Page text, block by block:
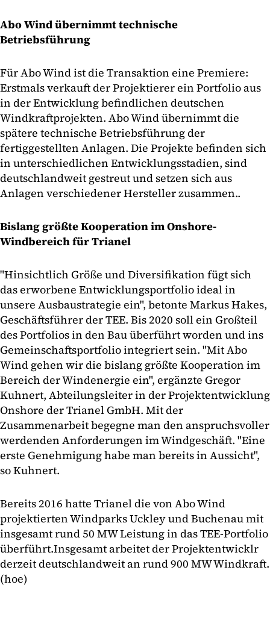
Abo Wind übernimmt technische
Betriebsführung
Für Abo Wind ist die Transaktion eine Premiere:
Erstmals verkauft der Projektierer ein Portfolio aus
in der Entwicklung befindlichen deutschen
Windkraftprojekten. Abo Wind übernimmt die
spätere technische Betriebsführung der
fertiggestellten Anlagen. Die Projekte befinden sich
in unterschiedlichen Entwicklungsstadien, sind
deutschlandweit gestreut und setzen sich aus
Anlagen verschiedener Hersteller zusammen..
Bislang größte Kooperation im Onshore-
Windbereich für Trianel
"Hinsichtlich Größe und Diversifikation fügt sich
das erworbene Entwicklungsportfolio ideal in
unsere Ausbaustrategie ein", betonte Markus Hakes,
Geschäftsführer der TEE. Bis 2020 soll ein Großteil
des Portfolios in den Bau überführt worden und ins
Gemeinschaftsportfolio integriert sein. "Mit Abo
Wind gehen wir die bislang größte Kooperation im
Bereich der Windenergie ein", ergänzte Gregor
Kuhnert, Abteilungsleiter in der Projektentwicklung
Onshore der Trianel GmbH. Mit der
Zusammenarbeit begegne man den anspruchsvoller
werdenden Anforderungen im Windgeschäft. "Eine
erste Genehmigung habe man bereits in Aussicht",
so Kuhnert.
Bereits 2016 hatte Trianel die von Abo Wind
projektierten Windparks Uckley und Buchenau mit
insgesamt rund 50 MW Leistung in das TEE-Portfolio
überführt.Insgesamt arbeitet der Projektentwicklr
derzeit deutschlandweit an rund 900 MW Windkraft.
(hoe)